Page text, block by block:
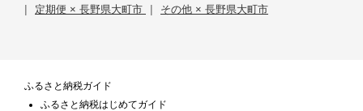
| 定期便 × 長野県大町市 | その他 × 長野県大町市
ふるさと納税ガイド
ふるさと納税はじめてガイド